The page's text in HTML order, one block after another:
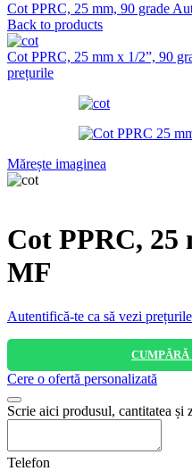
Cot PPRC, 25 mm, 90 grade
Back to products
Cot PPRC, 25 mm x 1/2”, 90
prețurile
Mărește imaginea
Cot PPRC, 25
MF
Autentifică-te ca să vezi prețurile
CUMPĂRĂ
Cere o ofertă personalizată
Scrie aici produsul, cantitatea și
Telefon